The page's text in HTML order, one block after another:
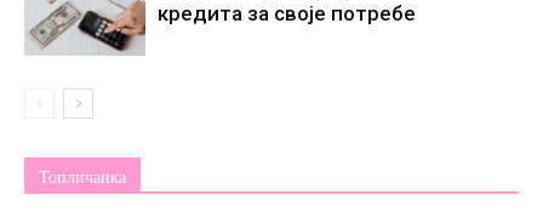
кредита за своје потребе
Топличанка